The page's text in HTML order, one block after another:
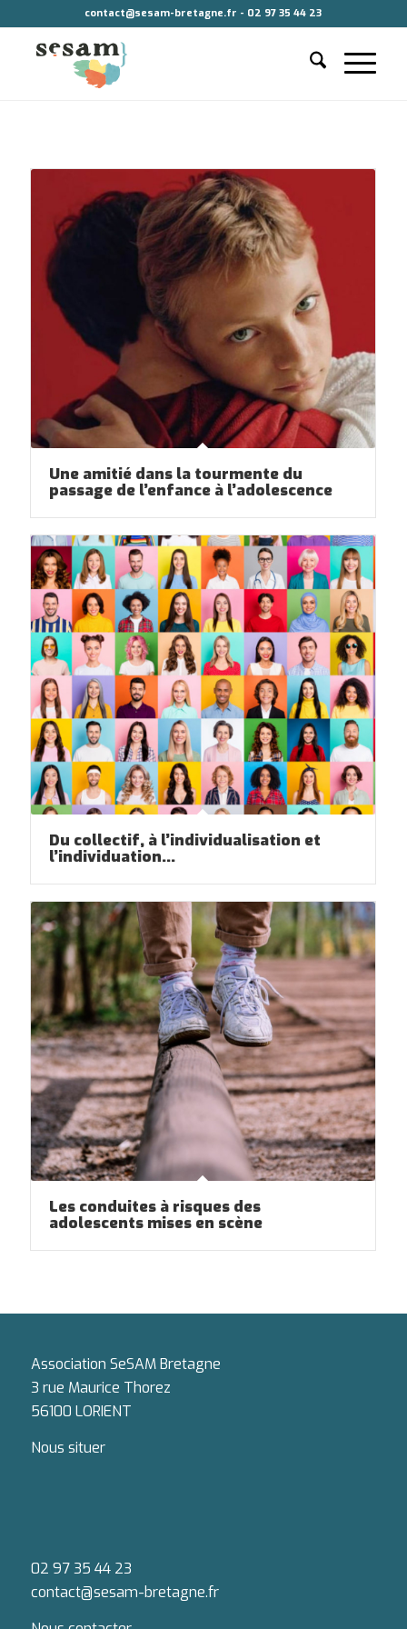
contact@sesam-bretagne.fr - 02 97 35 44 23
Une amitié dans la tourmente du
passage de l’enfance à l’adolescence
Du collectif, à l’individualisation et
l’individuation…
Les conduites à risques des
adolescents mises en scène
Association SeSAM Bretagne
3 rue Maurice Thorez
56100 LORIENT
Nous situer
02 97 35 44 23
contact@sesam-bretagne.fr